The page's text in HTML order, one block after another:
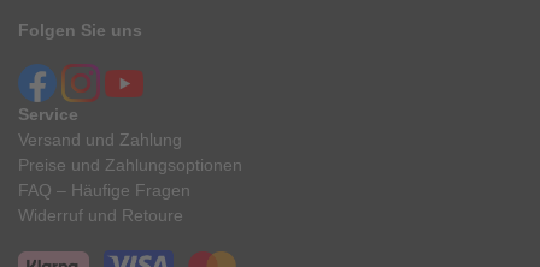
Folgen Sie uns
Service
Versand und Zahlung
Preise und Zahlungsoptionen
FAQ – Häufige Fragen
Widerruf und Retoure